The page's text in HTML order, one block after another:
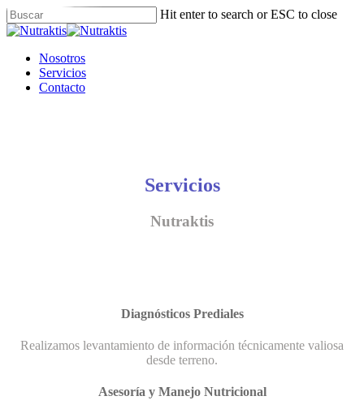
Skip
to
content
Hit enter to search or ESC to close
Close
Menu
Nosotros
Servicios
Contacto
Servicios
Nutraktis
Diagnósticos Prediales
Realizamos levantamiento de información técnicamente valiosa
desde terreno.
Asesoría y Manejo Nutricional